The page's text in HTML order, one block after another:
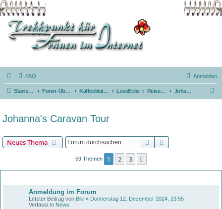
FAQ Anmelden
Startseite Foren-Übersicht Kaffeeklatsch LeseEcke ReiseBerichte Johanna's Caravan Tour
Johanna's Caravan Tour
Neues Thema Suche
59 Themen 1 2 3
Anmeldung im Forum
Letzter Beitrag von Biki « Donnerstag 12. Dezember 2024, 23:55
Verfasst in News